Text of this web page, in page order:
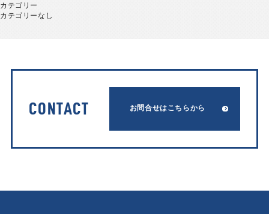
カテゴリー
カテゴリーなし
CONTACT お問合せはこちらから